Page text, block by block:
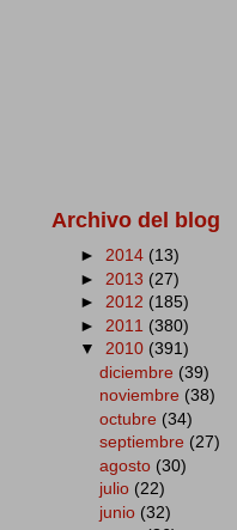
Archivo del blog
►2014 (13)
► 2013 (27)
►2012 (185)
► 2011 (380)
▼2010 (391)
diciembre (39)
noviembre (38)
octubre (34)
septiembre (27)
agosto (30)
julio (22)
junio (32)